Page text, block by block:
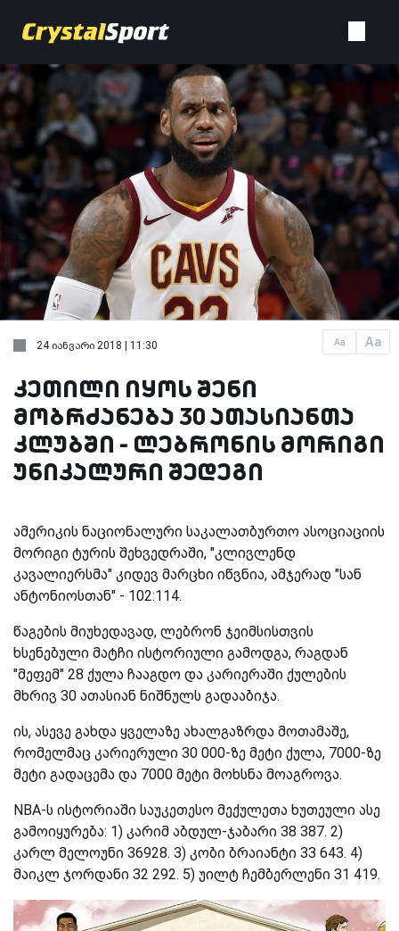
Aa Aa
24 იანვარი 2018 | 11:30
კეთილი იყოს შენი
მობრძანება 30 ათასიანთა
კლუბში - ლებრონის მორიგი
უნიკალური შედეგი
ამერიკის ნაციონალური საკალათბურთო ასოციაციის
მორიგი ტურის შეხვედრაში, "კლივლენდ
კავალიერსმა" კიდევ მარცხი იწვნია, ამჯერად "სან
ანტონიოსთან" - 102:114.
წაგების მიუხედავად, ლებრონ ჯეიმსისთვის
ხსენებული მატჩი ისტორიული გამოდგა, რაგდან
"მეფემ" 28 ქულა ჩააგდო და კარიერაში ქულების
მხრივ 30 ათასიან ნიშნულს გადააბიჯა.
ის, ასევე გახდა ყველაზე ახალგაზრდა მოთამაშე,
რომელმაც კარიერული 30 000-ზე მეტი ქულა, 7000-ზე
მეტი გადაცემა და 7000 მეტი მოხსნა მოაგროვა.
NBA-ს ისტორიაში საუკეთესო მექულეთა ხუთეული ასე
გამოიყურება: 1) კარიმ აბდულ-ჯაბარი 38 387. 2)
კარლ მელოუნი 36928. 3) კობი ბრაიანტი 33 643. 4)
მაიკლ ჯორდანი 32 292. 5) უილტ ჩემბერლენი 31 419.